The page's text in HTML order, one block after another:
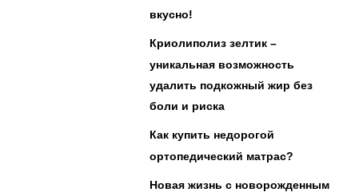
вкусно!
Криолиполиз зелтик –
уникальная возможность
удалить подкожный жир без
боли и риска
Как купить недорогой
ортопедический матрас?
Новая жизнь с новорожденным